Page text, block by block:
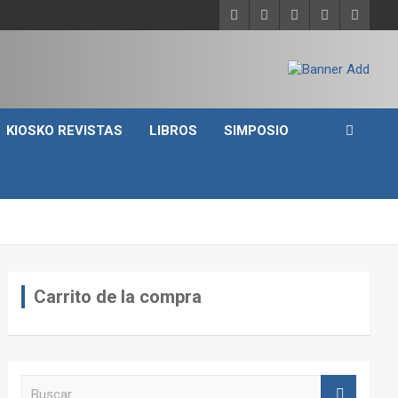
KIOSKO REVISTAS LIBROS SIMPOSIO
Carrito de la compra